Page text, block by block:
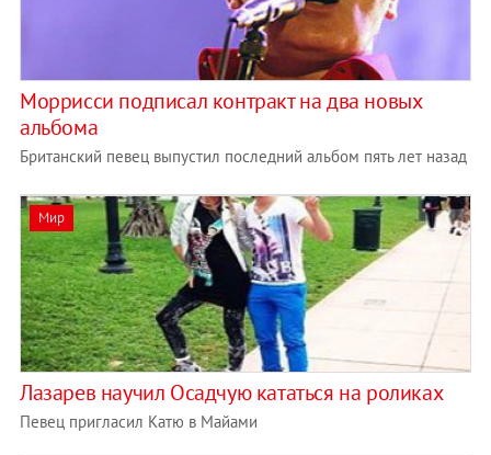
Моррисси подписал контракт на два новых
альбома
Британский певец выпустил последний альбом пять лет назад
Мир
Лазарев научил Осадчую кататься на роликах
Певец пригласил Катю в Майами